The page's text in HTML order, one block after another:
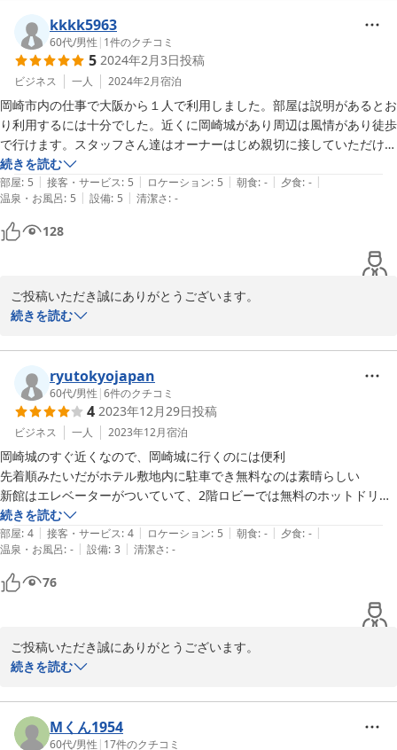
是非是非、近くにお越しの際は、当ホテルをご利用くださいませ。
スタッフ一同お待ちしております。
2024-06-06
kkkk5963
60代/男性 | 1件のクチコミ
5 2024年2月3日投稿
ビジネス 一人 2024年2月宿泊
岡崎市内の仕事で大阪から１人で利用しました。部屋は説明があるとお
り利用するには十分でした。近くに岡崎城があり周辺は風情があり徒歩
で行けます。スタッフさん達はオーナーはじめ親切に接していただけま
した。部屋風呂もありますが2階フロント階には大きな5人が利用でき
る風呂があります。私はそちらを利用しました。駐車場は利用者が多い
中スタッフさん達にご苦労をおかけいたしました。昨年12月からの仕
事中付近のホテルも利用しましたが私的にはスタッフさんのおかげで一
番落ち着いた宿泊が出来たように思いました。また利用できる機会があ
続きを読む
部屋: 5 | 接客・サービス: 5 | ロケーション: 5 | 朝食: - | 夕食: - |
温泉・お風呂: 5 | 設備: 5 | 清潔さ: -
128
ご投稿いただき誠にありがとうございます。
気に入っていただいたようで安堵しております。
所の確認をさせていただいております。ご協力頂いたお陰で、私た
ちも安心して業務に取り組む事が出来ました。何よりお客様の笑顔
に本当に癒されました。ありがとうございました。
「一番落ち着けた」と最高のお褒めの言葉を励みに、今後も精進し
てまいります。是非近くにお越しの際は、当ホテルをご利用くださ
いませ。
スタッフ一同お待ちしております。
2024-02-08
続きを読む
ryutokyojapan
60代/男性 |6件のクチコミ
4 2023年12月29日投稿
ビジネス 一人 2023年12月宿泊
岡崎城のすぐ近くなので、岡崎城に行くのには便利
先着順みたいだがホテル敷地内に駐車でき無料なのは素晴らしい
新館はエレベーターがついていて、2階ロビーでは無料のホットドリン
グの機械がある
本館は階段のみ
大浴場は新館なので、本館から歩いていく
本館は古い、トイレも狭い、ただ部屋は広い、防音性は高め
ホテルでは寝るだけ、という人にはもってこいの宿
飲み屋街も駅方面に7-8分歩きます
ホテル従業員の接客は優しい
続きを読む
部屋: 4 | 接客・サービス: 4 | ロケーション: 5 | 朝食: - | 夕食: - |
温泉・お風呂: - | 設備: 3 | 清潔さ: -
76
ご投稿いただき誠にありがとうございます。
細かくご説明して頂き、感謝の気持ちでいっぱいです。
ーアルしており、本館に比べると新しいです。本館ワイドシングル
はダブル・セミダブルに対応している為部屋も広いです。新館の部
屋タイプもご利用いただければ幸いに思います。
続きを読む
Mくん1954
60代/男性 | 17件のクチコミ